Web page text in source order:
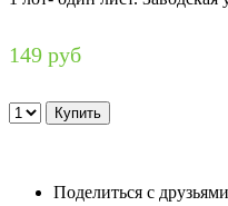
149 руб
Поделиться с